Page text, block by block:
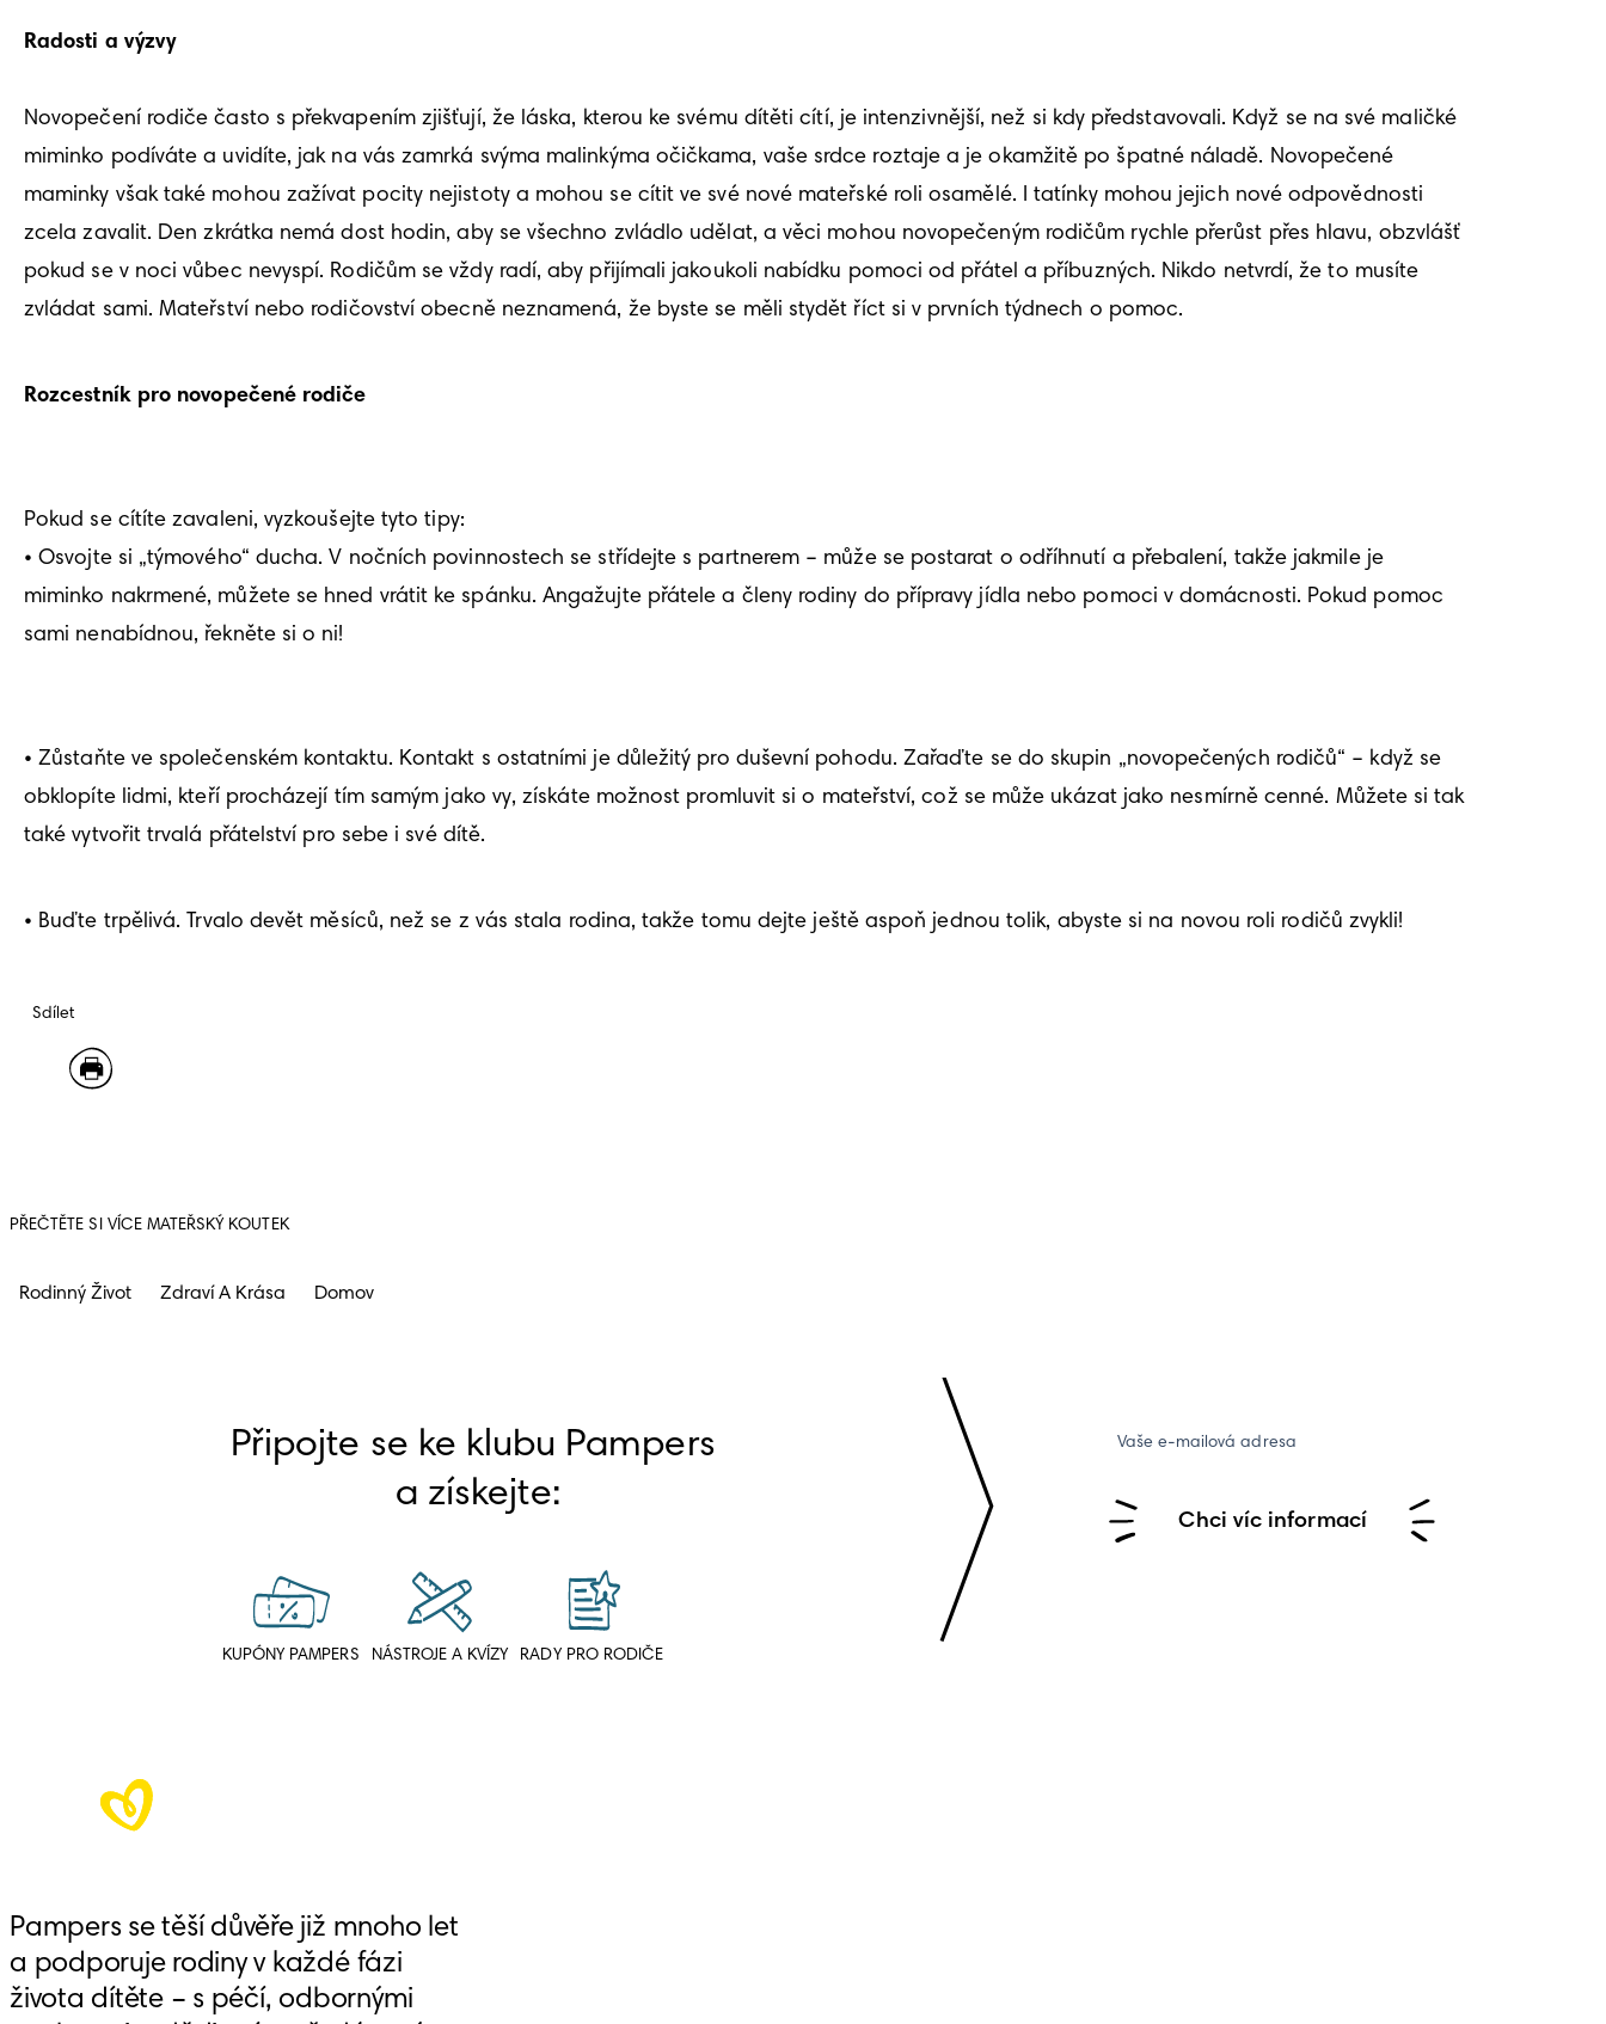
Radosti a výzvy
Novopečení rodiče často s překvapením zjišťují, že láska, kterou ke svému dítěti cítí, je intenzivnější, než si kdy představovali. Když se na své maličké
miminko podíváte a uvidíte, jak na vás zamrká svýma malinkýma očičkama, vaše srdce roztaje a je okamžitě po špatné náladě. Novopečené
maminky však také mohou zažívat pocity nejistoty a mohou se cítit ve své nové mateřské roli osamělé. I tatínky mohou jejich nové odpovědnosti
zcela zavalit. Den zkrátka nemá dost hodin, aby se všechno zvládlo udělat, a věci mohou novopečeným rodičům rychle přerůst přes hlavu, obzvlášť
pokud se v noci vůbec nevyspí. Rodičům se vždy radí, aby přijímali jakoukoli nabídku pomoci od přátel a příbuzných. Nikdo netvrdí, že to musíte
Rozcestník pro novopečené rodiče
Pokud se cítíte zavaleni, vyzkoušejte tyto tipy:
• Osvojte si „týmového“ ducha. V nočních povinnostech se střídejte s partnerem – může se postarat o odříhnutí a přebalení, takže jakmile je
miminko nakrmené, můžete se hned vrátit ke spánku. Angažujte přátele a členy rodiny do přípravy jídla nebo pomoci v domácnosti. Pokud pomoc
sami nenabídnou, řekněte si o ni!
• Zůstaňte ve společenském kontaktu. Kontakt s ostatními je důležitý pro duševní pohodu. Zařaďte se do skupin „novopečených rodičů“ – když se
obklopíte lidmi, kteří procházejí tím samým jako vy, získáte možnost promluvit si o mateřství, což se může ukázat jako nesmírně cenné. Můžete si tak
také vytvořit trvalá přátelství pro sebe i své dítě.
• Buďte trpělivá. Trvalo devět měsíců, než se z vás stala rodina, takže tomu dejte ještě aspoň jednou tolik, abyste si na novou roli rodičů zvykli!
Sdílet
PŘEČTĚTE SI VÍCE MATEŘSKÝ KOUTEK
Rodinný Život Zdraví A Krása Domov
Připojte se ke klubu Pampers
a získejte:
KUPÓNY PAMPERS NÁSTROJE A KVÍZY RADY PRO RODIČE
Vaše e-mailová adresa
Chci víc informací
Pampers se těší důvěře již mnoho let
a podporuje rodiny v každé fázi
života dítěte – s péčí, odbornými